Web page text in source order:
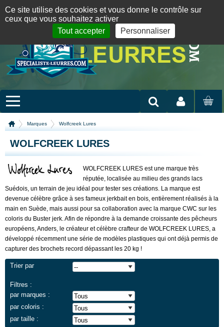
09 72 36 55 01 06 08 07 98 87 English version
MON
Marques Wolfcreek Lures
WOLFCREEK LURES
WOLFCREEK LURES est une marque très
réputée, localisée au milieu des grands lacs
Suédois, un terrain de jeu idéal pour tester ses créations. La marque est
devenue célèbre grâce à ses fameux jerkbait en bois, entièrement réalisés à la
main en Suède, mais aussi pour sa collaboration avec la marque CWC sur les
coloris du Buster jerk. Afin de répondre à la demande croissante des pêcheurs
européens, Anders, le créateur et célèbre crafteur de WOLFCREEK LURES, a
développé récemment une série de modèles plastiques qui ont déjà permis de
capturer des brochets record dépassant les 20 kg !
Trier par
Filtres :
par marques :
par coloris :
par taille :
Panneau de gestion des cookies
Ce site utilise des cookies et vous donne le contrôle sur
ceux que vous souhaitez activer
Tout accepter
Personnaliser